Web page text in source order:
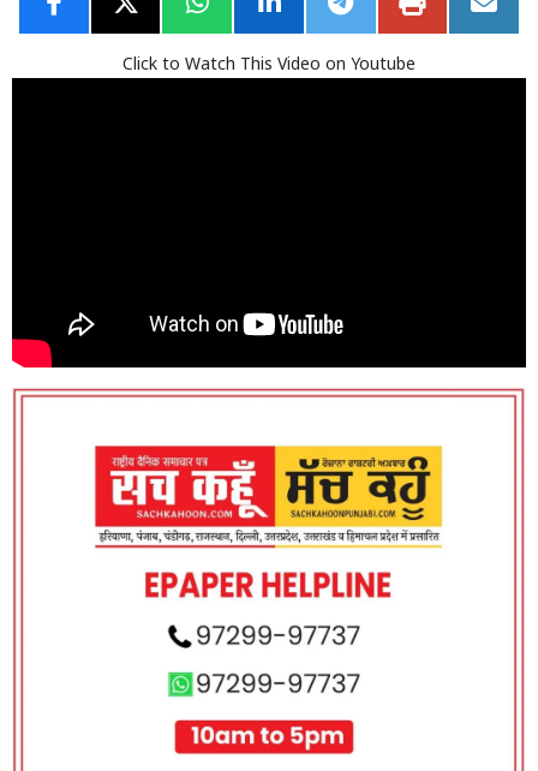
Click to Watch This Video on Youtube